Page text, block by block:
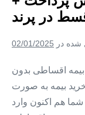
در پرند
شده در 02/01/2025
اقساطی بدون
بیمه به صورت
هم اکنون وارد